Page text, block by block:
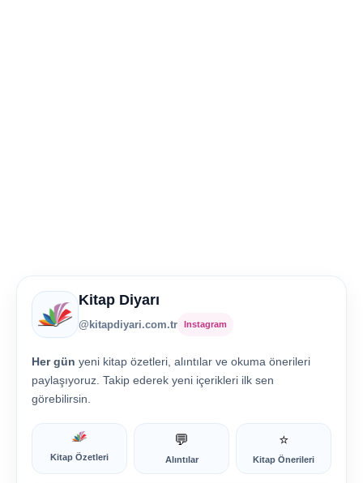
Kitap Diyarı
@kitapdiyari.com.tr Instagram
Her gün yeni kitap özetleri, alıntılar ve okuma önerileri
paylaşıyoruz. Takip ederek yeni içerikleri ilk sen
görebilirsin.
Kitap Özetleri
💬
Alıntılar
⭐
Kitap Önerileri